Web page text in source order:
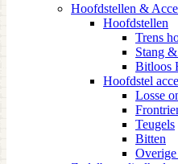
Hoofdstellen &
Hoofdstellen
Trens
Stang
Bitloos
Hoofdstel
Losse
Teugels
Bitten
Overige